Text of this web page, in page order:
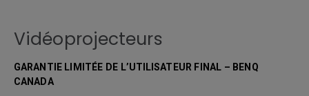
Vidéoprojecteurs
GARANTIE LIMITÉE DE L’UTILISATEUR FINAL – BENQ
CANADA